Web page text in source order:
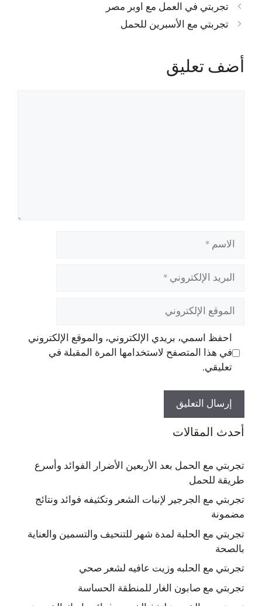
تجربتي في العمل مع اوبر مصر
تجربتي مع الأسبرين للحمل
أضف تعليق
الاسم
البريد
الإلكتروني
الموقع
الإلكتروني
احفظ اسمي، بريدي الإلكتروني، والموقع الإلكتروني
في هذا المتصفح لاستخدامها المرة المقبلة في
تعليقي.
أحدث المقالات
تجربتي مع الحمل بعد الأربعين الأضرار الفوائد وأسرع
طريقة للحمل
تجربتي مع الجرجير لإنبات الشعر وتكثيفه فوائد ونتائج
مضمونة
تجربتي مع الحلبة لمدة شهر للتنحيف والتسمين والعناية
بالصحة
تجربتي مع الحلبه وزيت عافيه لشعر صحي
تجربتي مع صابون الغار للمنطقة الحساسة